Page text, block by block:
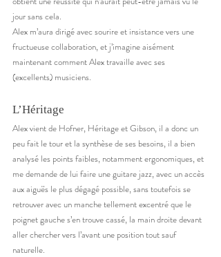
jour sans cela.
Alex m’aura dirigé avec sourire et insistance vers une
fructueuse collaboration, et j’imagine aisément
maintenant comment Alex travaille avec ses
(excellents) musiciens.
L’Héritage
Alex vient de Hofner, Héritage et Gibson, il a donc un
peu fait le tour et la synthèse de ses besoins, il a bien
analysé les points faibles, notamment ergonomiques, et
me demande de lui faire une guitare jazz, avec un accès
aux aiguës le plus dégagé possible, sans toutefois se
retrouver avec un manche tellement excentré que le
poignet gauche s’en trouve cassé, la main droite devant
aller chercher vers l’avant une position tout sauf
naturelle.